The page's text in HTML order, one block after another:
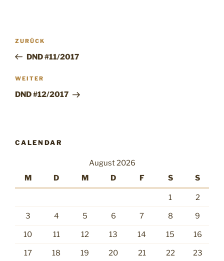
Beitragsnavigation
Vorheriger
Beitrag
ZURÜCK
DND #11/2017
Nächster
Beitrag
WEITER
DND #12/2017
CALENDAR
August 2026
M
D M D F S S
1 2
3 4 5 6 7 8 9
10 11 12 13 14 15 16
17 18 19 20 21 22 23